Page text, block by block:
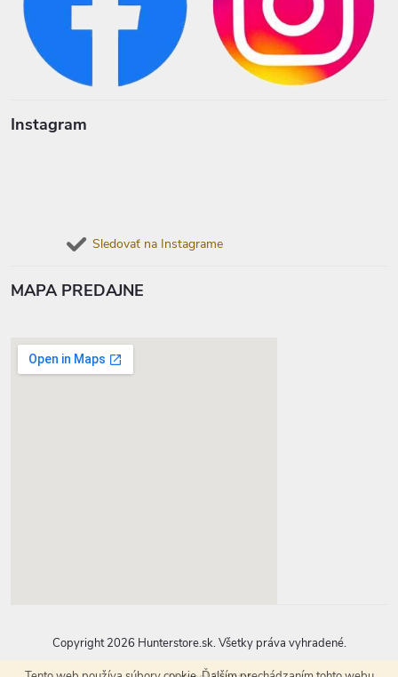
Instagram
Sledovať na Instagrame
MAPA PREDAJNE
Copyright 2026 Hunterstore.sk. Všetky práva vyhradené.